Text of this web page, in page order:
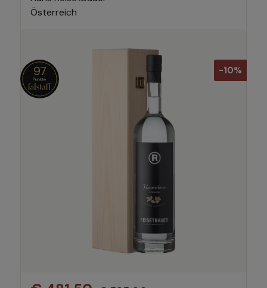
Österreich
-10%
97